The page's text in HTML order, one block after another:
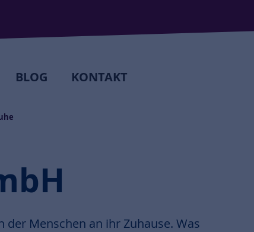
BLOG KONTAKT
Menschen an ihr Zuhause. Was